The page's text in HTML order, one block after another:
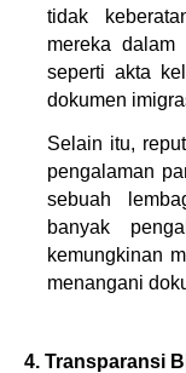
tidak
mereka dalam
seperti akta
dokumen
Selain itu,
pengalaman
sebuah
banyak
kemungkinan
menangani
4. Transparansi